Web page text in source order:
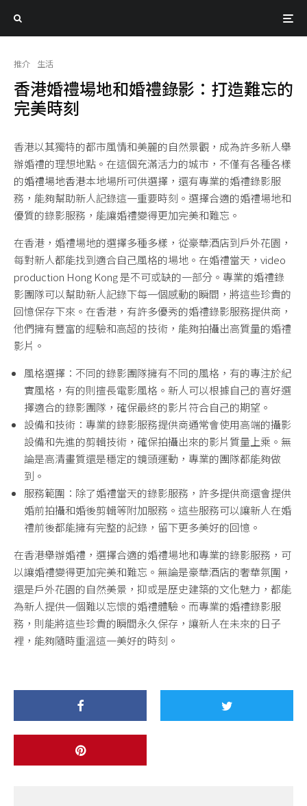
推介 生活
香港婚禮場地和婚禮錄影：打造難忘的
完美時刻
香港以其獨特的都市風情和美麗的自然景觀，成為許多新人舉
辦婚禮的理想地點。在這個充滿活力的城市，不僅有各種各樣
的婚禮場地香港本地場所可供選擇，還有專業的婚禮錄影服
務，能夠幫助新人記錄這一重要時刻。選擇合適的婚禮場地和
優質的錄影服務，能讓婚禮變得更加完美和難忘。
在香港，婚禮場地的選擇多種多樣，從豪華酒店到戶外花園，
每對新人都能找到適合自己風格的場地。在婚禮當天， video
production Hong Kong 是不可或缺的一部分。專業的婚禮錄
影團隊可以幫助新人記錄下每一個感動的瞬間，將這些珍貴的
回憶保存下來。在香港，有許多優秀的婚禮錄影服務提供商，
他們擁有豐富的經驗和高超的技術，能夠拍攝出高質量的婚禮
影片。
風格選擇：不同的錄影團隊擁有不同的風格，有的專注於紀
實風格，有的則擅長電影風格。新人可以根據自己的喜好選
擇適合的錄影團隊，確保最終的影片符合自己的期望。
設備和技術：專業的錄影服務提供商通常會使用高端的攝影
設備和先進的剪輯技術，確保拍攝出來的影片質量上乘。無
論是高清畫質還是穩定的鏡頭運動，專業的團隊都能夠做
到。
服務範圍：除了婚禮當天的錄影服務，許多提供商還會提供
婚前拍攝和婚後剪輯等附加服務。這些服務可以讓新人在婚
禮前後都能擁有完整的記錄，留下更多美好的回憶。
在香港舉辦婚禮，選擇合適的婚禮場地和專業的錄影服務，可
以讓婚禮變得更加完美和難忘。無論是豪華酒店的奢華氛圍，
還是戶外花園的自然美景，抑或是歷史建築的文化魅力，都能
為新人提供一個難以忘懷的婚禮體驗。而專業的婚禮錄影服
務，則能將這些珍貴的瞬間永久保存，讓新人在未來的日子
裡，能夠隨時重溫這一美好的時刻。